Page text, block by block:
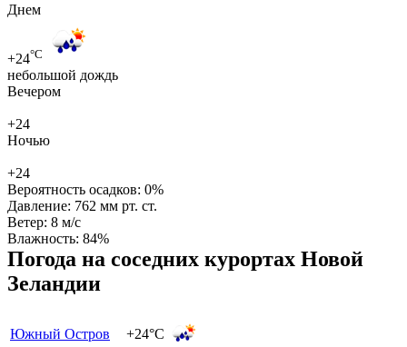
Днем
+24°C
небольшой дождь
Вечером
+24
Ночью
+24
Вероятность осадков: 0%
Давление: 762 мм рт. ст.
Ветер: 8 м/с
Влажность: 84%
Погода на соседних курортах Новой
Зеландии
Южный Остров +24°C